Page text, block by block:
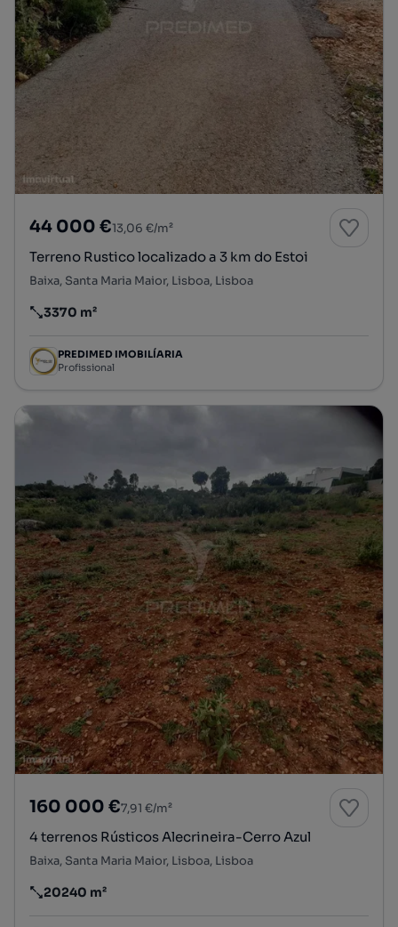
44 000 €13,06 €/m²
Terreno Rustico localizado a 3 km do Estoi
Baixa, Santa Maria Maior, Lisboa, Lisboa
Preço por metro quadrado
3370 m²
PREDIMED IMOBILÍARIA
Profissional
160 000 €7,91 €/m²
4 terrenos Rústicos Alecrineira-Cerro Azul
Baixa, Santa Maria Maior, Lisboa, Lisboa
Preço por metro quadrado
20240 m²